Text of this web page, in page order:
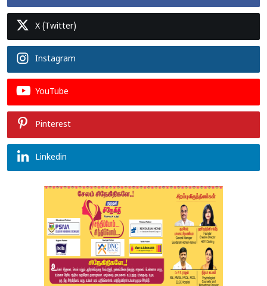
X (Twitter)
Instagram
YouTube
Pinterest
Linkedin